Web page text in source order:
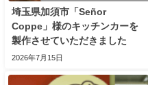
埼玉県加須市「Señor
Coppe」様のキッチンカーを
製作させていただきました
2026年7月15日